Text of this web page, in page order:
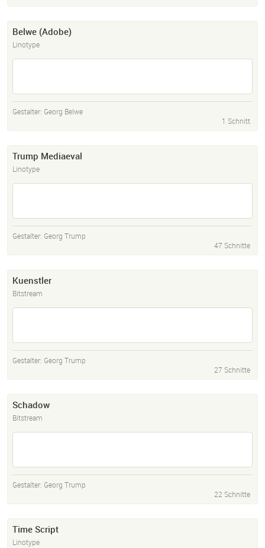
Belwe (Adobe)
Linotype
Gestalter: Georg Belwe
1 Schnitt
Trump Mediaeval
Linotype
Gestalter: Georg Trump
47 Schnitte
Kuenstler
Bitstream
Gestalter: Georg Trump
27 Schnitte
Schadow
Bitstream
Gestalter: Georg Trump
22 Schnitte
Time Script
Linotype